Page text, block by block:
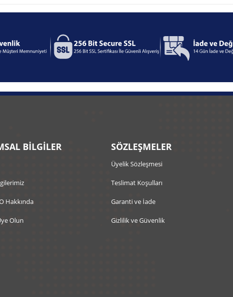
BİLGİLER
Hakkında
Olun
SÖZLEŞMELER
Üyelik Sözleşmesi
Teslimat Koşulları
Garanti ve İade
Gizlilik ve Güvenlik